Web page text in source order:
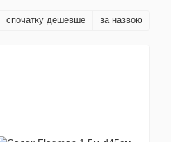
спочатку дешевше за назвою